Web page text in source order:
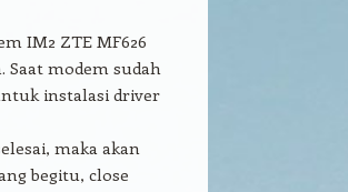
IM2 ZTE MF626
Saat modem sudah
instalasi driver
maka akan
begitu, close